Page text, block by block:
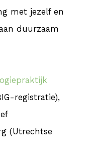
met jezelf en
duurzaam
registratie),
(Utrechtse